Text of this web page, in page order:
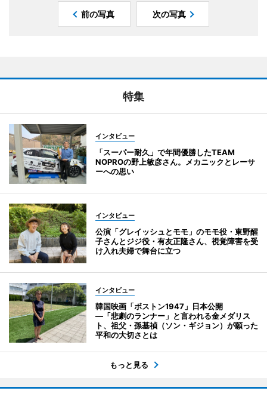
前の写真 次の写真
特集
インタビュー
「スーパー耐久」で年間優勝したTEAM
NOPROの野上敏彦さん。メカニックとレーサ
ーへの思い
インタビュー
公演「グレイッシュとモモ」のモモ役・東野醒
子さんとジジ役・有友正隆さん、視覚障害を受
け入れ夫婦で舞台に立つ
インタビュー
韓国映画「ボストン1947」日本公開
―「悲劇のランナー」と言われる金メダリス
ト、祖父・孫基禎（ソン・ギジョン）が願った
平和の大切さとは
もっと見る